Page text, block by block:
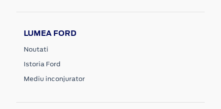
LUMEA FORD
Noutati
Istoria Ford
Mediu inconjurator